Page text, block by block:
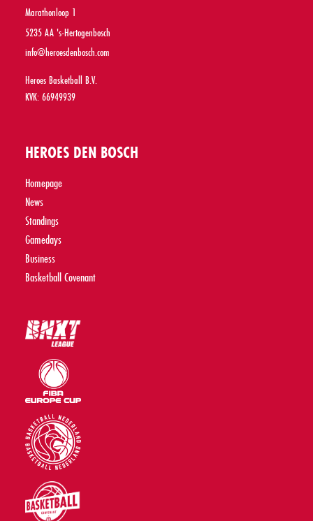
Marathonloop 1
5235 AA 's-Hertogenbosch
info@heroesdenbosch.com
Heroes Basketball B.V.
KVK: 66949939
HEROES DEN BOSCH
Homepage
News
Standings
Gamedays
Business
Basketball Covenant